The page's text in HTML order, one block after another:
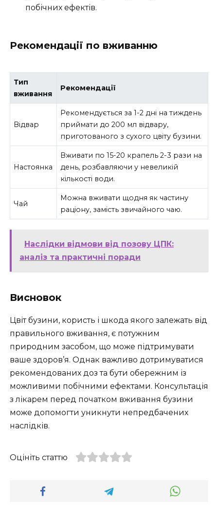
побічних ефектів.
Рекомендації по вживанню
Тип
вживання
Рекомендації
Відвар
Рекомендується за 1-2 дні на тиждень
приймати до 200 мл відвару,
приготованого з сухого цвіту бузини.
Настоянка
Вживати по 15-20 крапель 2-3 рази на
день, розбавляючи у невеликій
кількості води.
Чай
Можна вживати щодня як частину
раціону, замість звичайного чаю.
Наслідки відмови від позову ЦПК:
аналіз та практичні поради
Висновок
Цвіт бузини, користь і шкода якого залежать від
правильного вживання, є потужним
природним засобом, що може підтримувати
ваше здоров’я. Однак важливо дотримуватися
рекомендованих доз та бути обережним із
можливими побічними ефектами. Консультація
з лікарем перед початком вживання бузини
може допомогти уникнути непредбачених
наслідків.
Оцініть статтю